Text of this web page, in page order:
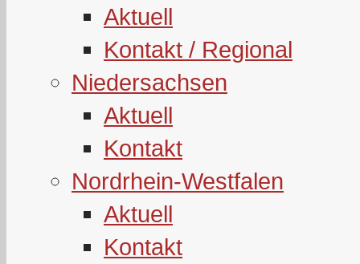
Aktuell
Kontakt / Regional
Niedersachsen
Aktuell
Kontakt
Nordrhein-Westfalen
Aktuell
Kontakt